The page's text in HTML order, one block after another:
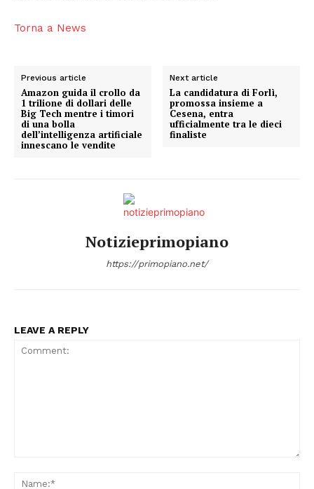
Torna a News
Previous article
Amazon guida il crollo da
1 trilione di dollari delle
Big Tech mentre i timori
di una bolla
dell’intelligenza artificiale
innescano le vendite
Next article
La candidatura di Forlì,
promossa insieme a
Cesena, entra
ufficialmente tra le dieci
finaliste
Notizieprimopiano
https://primopiano.net/
LEAVE A REPLY